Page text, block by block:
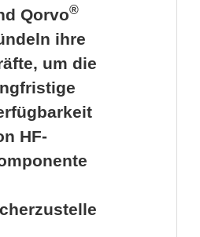
Qorvo®
ihre
um die
HF-